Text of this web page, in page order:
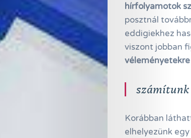
hírfolyamotok
posztnál
eddigiekhez
viszont jobban
véleményetekre
számítunk
Korábban
elhelyezünk